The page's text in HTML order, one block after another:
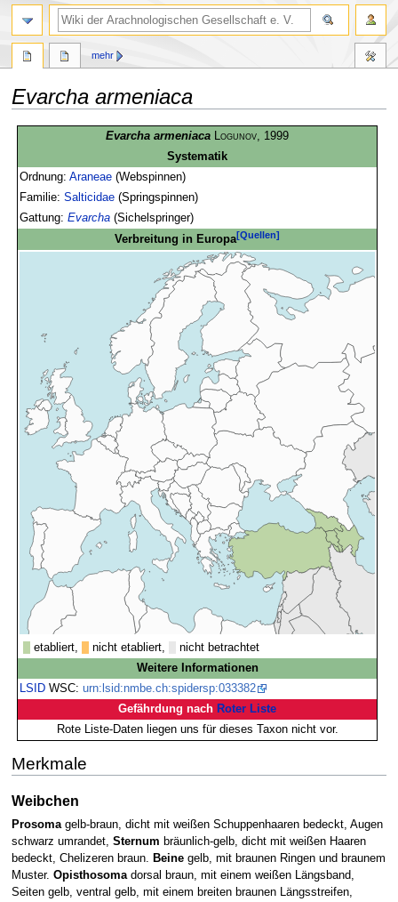
Evarcha armeniaca
springen
springen
Evarcha armeniaca Logunov , 1999
Systematik
Ordnung:Araneae (Webspinnen)
Familie:Salticidae (Springspinnen)
Gattung:Evarcha (Sichelspringer)
Verbreitung in Europa[Quellen]
etabliert, nicht etabliert,
nicht betrachtet
Weitere Informationen
LSID WSC:urn:lsid:nmbe.ch:spidersp:033382
Gefährdung nach Roter Liste
Rote Liste-Daten liegen uns für dieses Taxon nicht vor.
Merkmale
Weibchen
Prosomagelb-braun, dicht mit weißen Schuppenhaaren bedeckt, Augen
schwarz umrandet, Sternum bräunlich-gelb, dicht mit weißen Haaren
bedeckt, Chelizeren braun. Beinegelb, mit braunen Ringen und braunem
Muster. Opisthosomadorsal braun, mit einem weißen Längsband,
Seiten gelb, ventral gelb, mit einem breiten braunen Längsstreifen,
mehr